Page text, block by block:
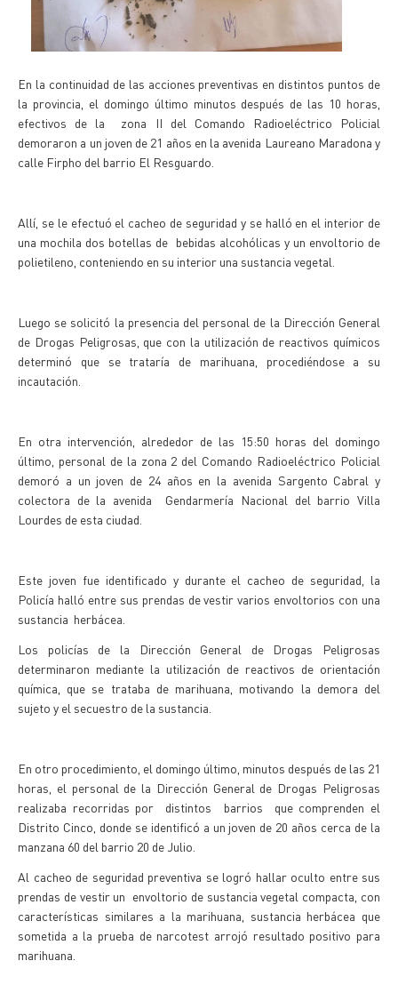
En la continuidad de las acciones preventivas en distintos puntos de
la provincia, el domingo último minutos después de las 10 horas,
efectivos de la zona II del Comando Radioeléctrico Policial
demoraron a un joven de 21 años en la avenida Laureano Maradona y
calle Firpho del barrio El Resguardo.
Allí, se le efectuó el cacheo de seguridad y se halló en el interior de
una mochila dos botellas de bebidas alcohólicas y un envoltorio de
polietileno, conteniendo en su interior una sustancia vegetal.
Luego se solicitó la presencia del personal de la Dirección General
de Drogas Peligrosas, que con la utilización de reactivos químicos
determinó que se trataría de marihuana, procediéndose a su
incautación.
En otra intervención, alrededor de las 15:50 horas del domingo
último, personal de la zona 2 del Comando Radioeléctrico Policial
demoró a un joven de 24 años en la avenida Sargento Cabral y
colectora de la avenida Gendarmería Nacional del barrio Villa
Lourdes de esta ciudad.
Este joven fue identificado y durante el cacheo de seguridad, la
Policía halló entre sus prendas de vestir varios envoltorios con una
sustancia herbácea.
Los policías de la Dirección General de Drogas Peligrosas
determinaron mediante la utilización de reactivos de orientación
química, que se trataba de marihuana, motivando la demora del
sujeto y el secuestro de la sustancia.
En otro procedimiento, el domingo último, minutos después de las 21
horas, el personal de la Dirección General de Drogas Peligrosas
realizaba recorridas por distintos barrios que comprenden el
Distrito Cinco, donde se identificó a un joven de 20 años cerca de la
manzana 60 del barrio 20 de Julio.
Al cacheo de seguridad preventiva se logró hallar oculto entre sus
prendas de vestir un envoltorio de sustancia vegetal compacta, con
características similares a la marihuana, sustancia herbácea que
sometida a la prueba de narcotest arrojó resultado positivo para
marihuana.